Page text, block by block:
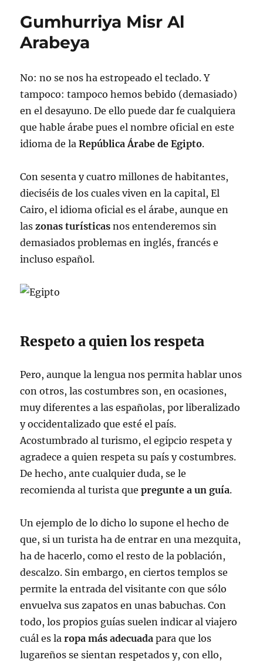
Gumhurriya Misr Al
Arabeya
No: no se nos ha estropeado el teclado. Y
tampoco: tampoco hemos bebido (demasiado)
en el desayuno. De ello puede dar fe cualquiera
que hable árabe pues el nombre oficial en este
idioma de laRepública Árabe de Egipto.
Con sesenta y cuatro millones de habitantes,
dieciséis de los cuales viven en la capital, El
Cairo, el idioma oficial es el árabe, aunque en
laszonas turísticas nos entenderemos sin
demasiados problemas en inglés, francés e
incluso español.
Respeto a quien los respeta
Pero, aunque la lengua nos permita hablar unos
con otros, las costumbres son, en ocasiones,
muy diferentes a las españolas, por liberalizado
y occidentalizado que esté el país.
Acostumbrado al turismo, el egipcio respeta y
agradece a quien respeta su país y costumbres.
De hecho, ante cualquier duda, se le
recomienda al turista quepregunte a un guía.
Un ejemplo de lo dicho lo supone el hecho de
que, si un turista ha de entrar en una mezquita,
ha de hacerlo, como el resto de la población,
descalzo. Sin embargo, en ciertos templos se
permite la entrada del visitante con que sólo
envuelva sus zapatos en unas babuchas. Con
todo, los propios guías suelen indicar al viajero
cuál es laropa más adecuada para que los
lugareños se sientan respetados y, con ello,